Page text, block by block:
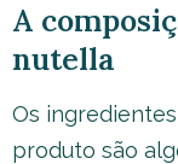
A
nutella
Os
produto são